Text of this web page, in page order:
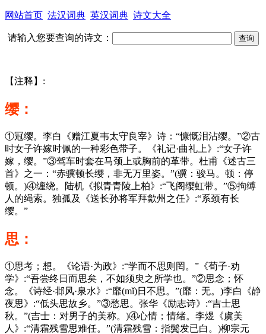
网站首页 法汉词典 英汉词典 诗文大全
请输入您要查询的诗文：
【注释】:
缨：
①冠缨。李白《赠江夏韦太守良宰》诗：“慷慨泪沾缨。”②古
时女子许嫁时佩的一种彩色带子。《礼记·曲礼上》:“女子许
嫁，缨。”③驾车时套在马颈上或胸前的革带。杜甫《述古三
首》之一：“赤骥顿长缨，非无万里姿。”(骥：骏马。顿：停
顿。)④缠绕。陆机《拟青青陵上柏》:“飞阁缨虹带。”⑤拘缚
人的绳索。独孤及《送长孙将军拜歙州之任》:“系颈有长
缨。”
思：
①思考；想。《论语·为政》:“学而不思则罔。”《荀子·劝
学》:“吾尝终日而思矣，不如须臾之所学也。”②思念；怀
念。《诗经·邶风·泉水》:“靡(mǐ)日不思。”(靡：无。)李白《静
夜思》:“低头思故乡。”③愁思。张华《励志诗》:“吉士思
秋。”(吉士：对男子的美称。)④心情；情绪。李煜《虞美
人》:“清霜残雪思难任。”(清霜残雪：指鬓发已白。)柳宗元